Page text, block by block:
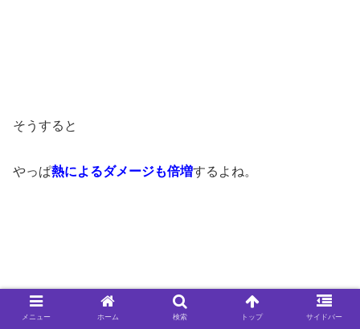
そうすると
やっぱ熱によるダメージも倍増するよね。
だから表面の髪の毛をめくって
メニュー ホーム 検索 トップ サイドバー